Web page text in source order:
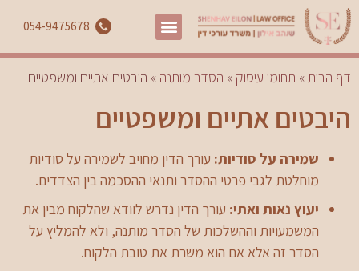
054-9475678
דף הבית» תחומי עיסוק » הסדר מותנה » היבטים אתיים ומשפטיים
היבטים אתיים ומשפטיים
שמירה על סודיות: עורך הדין מחויב לשמירה על סודיות
מוחלטת לגבי פרטי ההסדר ותנאי ההסכמה בין הצדדים.
יעוץ נאות ואתי: עורך הדין נדרש לוודא שהלקוח מבין את
המשמעויות וההשלכות של הסדר מותנה, ולא להמליץ על
הסדר זה אלא אם הוא משרת את טובת הלקוח.